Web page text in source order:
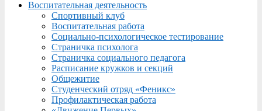
Воспитательная деятельность
Спортивный клуб
Воспитательная работа
Социально-психологическое тестирование
Страничка психолога
Страничка социального педагога
Расписание кружков и секций
Общежитие
Студенческий отряд «Феникс»
Профилактическая работа